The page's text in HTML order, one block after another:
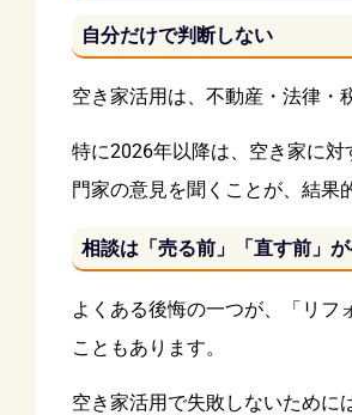
自分だけで判断しない
空き家活用は、不動産・法律・
特に2026年以降は、空き家に
門家の意見を聞くことが、結果
相談は「売る前」「直す前」が
よくある後悔の一つが、「リフ
こともあります。
空き家活用で失敗しないために